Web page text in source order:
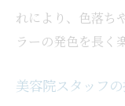
れにより、色落ち
ラーの発色を長く
美容院スタッフ